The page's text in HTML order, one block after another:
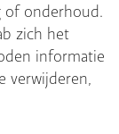
of onderhoud.
zich het
informatie
verwijderen,